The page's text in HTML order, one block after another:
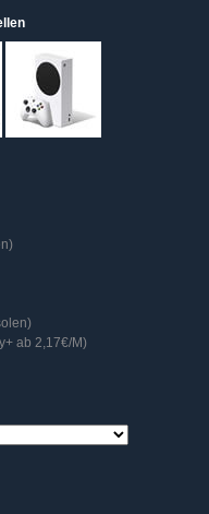
ab 2,17€/M)